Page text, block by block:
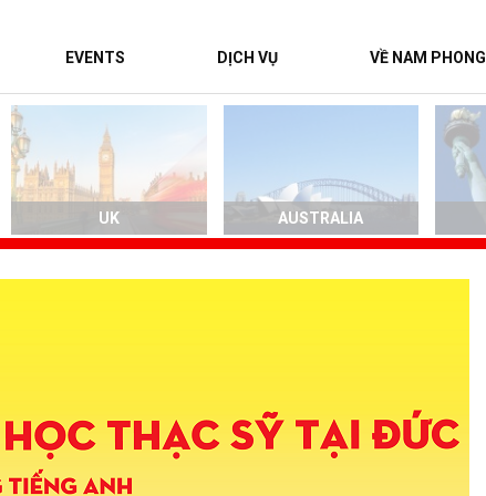
EVENTS DỊCH VỤ VỀ NAM PHONG
UK AUSTRALIA